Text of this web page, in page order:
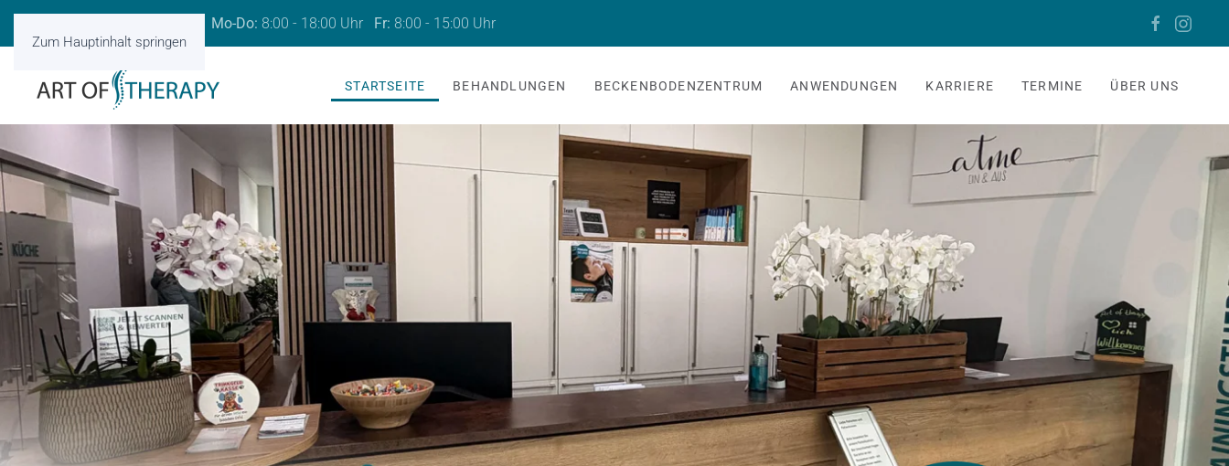
Zum Hauptinhalt springen
Mo-Do: 8:00 - 18:00 Uhr Fr: 8:00 - 15:00 Uhr
STARTSEITE BEHANDLUNGEN BECKENBODENZENTRUM ANWENDUNGEN KARRIERE TERMINE ÜBER UNS